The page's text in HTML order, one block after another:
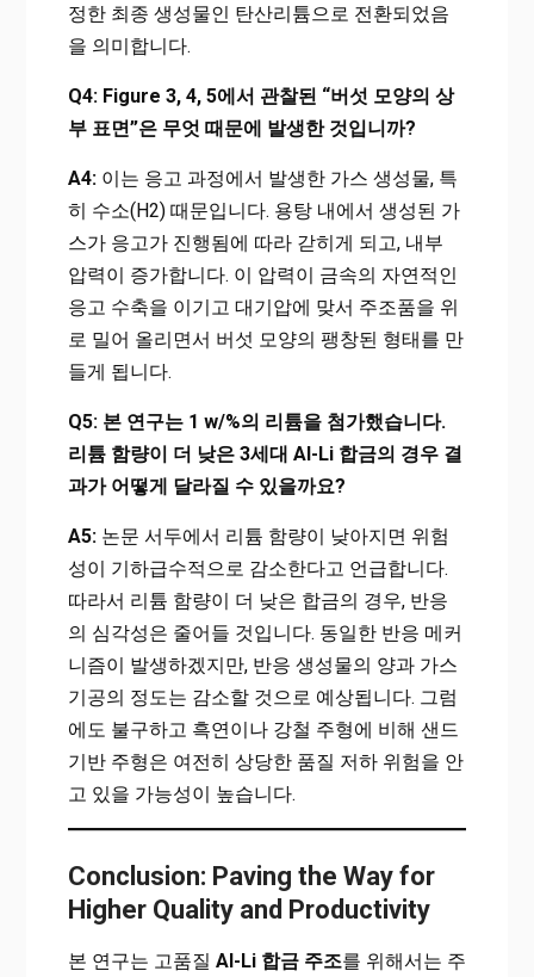
정한 최종 생성물인 탄산리튬으로 전환되었음
을 의미합니다.
Q4: Figure 3, 4, 5에서 관찰된 “버섯 모양의 상
부 표면”은 무엇 때문에 발생한 것입니까?
A4:이는 응고 과정에서 발생한 가스 생성물, 특
히 수소(H2) 때문입니다. 용탕 내에서 생성된 가
스가 응고가 진행됨에 따라 갇히게 되고, 내부
압력이 증가합니다. 이 압력이 금속의 자연적인
응고 수축을 이기고 대기압에 맞서 주조품을 위
로 밀어 올리면서 버섯 모양의 팽창된 형태를 만
들게 됩니다.
Q5: 본 연구는 1 w/%의 리튬을 첨가했습니다.
리튬 함량이 더 낮은 3세대 Al-Li 합금의 경우 결
과가 어떻게 달라질 수 있을까요?
A5:논문 서두에서 리튬 함량이 낮아지면 위험
성이 기하급수적으로 감소한다고 언급합니다.
따라서 리튬 함량이 더 낮은 합금의 경우, 반응
의 심각성은 줄어들 것입니다. 동일한 반응 메커
니즘이 발생하겠지만, 반응 생성물의 양과 가스
기공의 정도는 감소할 것으로 예상됩니다. 그럼
에도 불구하고 흑연이나 강철 주형에 비해 샌드
기반 주형은 여전히 상당한 품질 저하 위험을 안
고 있을 가능성이 높습니다.
Conclusion: Paving the Way for
Higher Quality and Productivity
본 연구는 고품질 Al-Li 합금 주조를 위해서는 주